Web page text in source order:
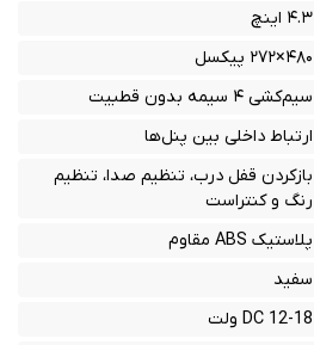
۴.۳ اینچ
۴۸۰×۲۷۲ پیکسل
سیم‌کشی ۴ سیمه بدون قطبیت
ارتباط داخلی بین پنل‌ها
بازکردن قفل درب، تنظیم صدا، تنظیم
رنگ و کنتراست
پلاستیک ABS مقاوم
سفید
DC 12-18 ولت